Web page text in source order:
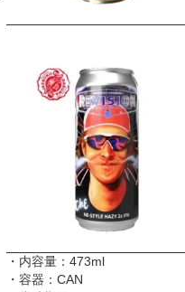
・内容量：473ml
・容器：CAN